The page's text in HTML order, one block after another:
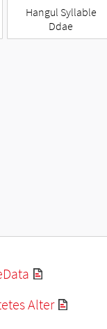
Hangul Syllable
Ddae
Alter